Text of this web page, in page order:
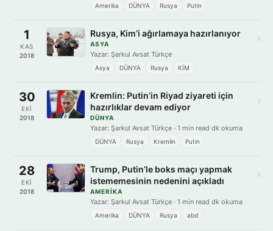
Amerika DÜNYA Rusya Putin
1
KAS
2018
Rusya, Kim’i ağırlamaya hazırlanıyor
ASYA
Yazar: Şarkul Avsat Türkçe
Asya DÜNYA Rusya KİM
›
30
EKI
2018
Kremlin: Putin’in Riyad ziyareti için
hazırlıklar devam ediyor
DÜNYA
Yazar: Şarkul Avsat Türkçe · 1 min read dk okuma
DÜNYA Rusya Kremlin Putin
›
28
EKI
2018
Trump, Putin’le boks maçı yapmak
istememesinin nedenini açıkladı
AMERIKA
Yazar: Şarkul Avsat Türkçe · 1 min read dk okuma
Amerika DÜNYA Rusya abd
›